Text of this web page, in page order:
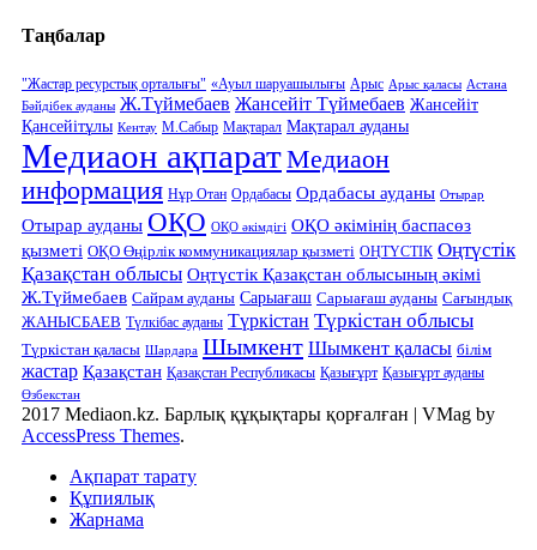
Таңбалар
"Жастар ресурстық орталығы" «Ауыл шаруашылығы Арыс Арыс қаласы Астана
Бәйдібек ауданы Ж.Түймебаев Жансейіт Түймебаев Жансейіт
Қансейітұлы Кентау М.Сабыр Мақтарал Мақтарал ауданы
Медиаон ақпаратМедиаон
информация Нұр Отан Ордабасы Ордабасы ауданы Отырар
Отырар ауданы ОҚО ОҚО әкімдігі ОҚО әкімінің баспасөз
қызметі ОҚО Өңірлік коммуникациялар қызметі ОҢТҮСТІК Оңтүстік
Қазақстан облысы Оңтүстік Қазақстан облысының әкімі
Ж.Түймебаев Сайрам ауданы Сарыағаш Сарыағаш ауданы Сағындық
ЖАНЫСБАЕВ Түлкібас ауданы Түркістан Түркістан облысы
Түркістан қаласы Шардара Шымкент Шымкент қаласы білім
жастар Қазақстан Қазақстан Республикасы Қазығұрт Қазығұрт ауданы
Өзбекстан
2017 Mediaon.kz. Барлық құқықтары қорғалған | VMag by
AccessPress Themes.
Ақпарат тарату
Құпиялық
Жарнама